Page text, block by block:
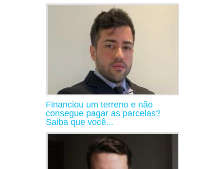
Financiou um terreno e não
consegue pagar as parcelas?
Saiba que você...